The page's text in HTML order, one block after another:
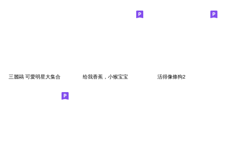
三麗鷗 可愛明星大集合 给我香蕉，小猴宝宝 活得像條狗2